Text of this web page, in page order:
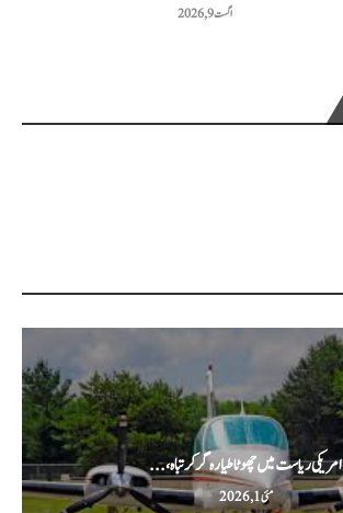
اگست 9, 2026
امریکی ریاست میں چھوٹا طیارہ گر کر تباہ،...
مئی 1, 2026